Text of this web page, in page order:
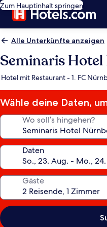
Zum Hauptinhalt springen
Alle Unterkünfte anzeigen
Seminaris
Hotel mit Restaurant - 1. FC
Wähle deine Daten,
Wo soll’s hingehen?
Daten
Gäste